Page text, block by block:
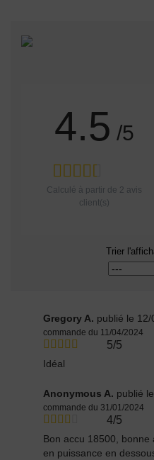
4.5 /5
Calculé à partir de 2 avis
client(s)
Trier
Gregory A. publié le 12/
commande du 11/04/2024
5/5
Idéal
Anonymous A. publié
commande du 31/01/2024
4/5
Bon accu 18500,
en puissance en